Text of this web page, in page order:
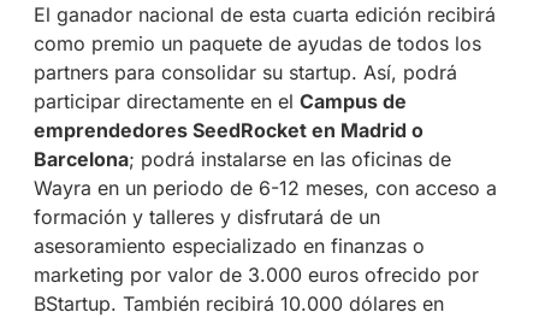
El ganador nacional de esta cuarta edición recibirá
como premio un paquete de ayudas de todos los
partners para consolidar su startup. Así, podrá
participar directamente en el Campus de
emprendedores SeedRocket en Madrid o
Barcelona; podrá instalarse en las oficinas de
Wayra en un periodo de 6-12 meses, con acceso a
formación y talleres y disfrutará de un
asesoramiento especializado en finanzas o
marketing por valor de 3.000 euros ofrecido por
BStartup. También recibirá 10.000 dólares en